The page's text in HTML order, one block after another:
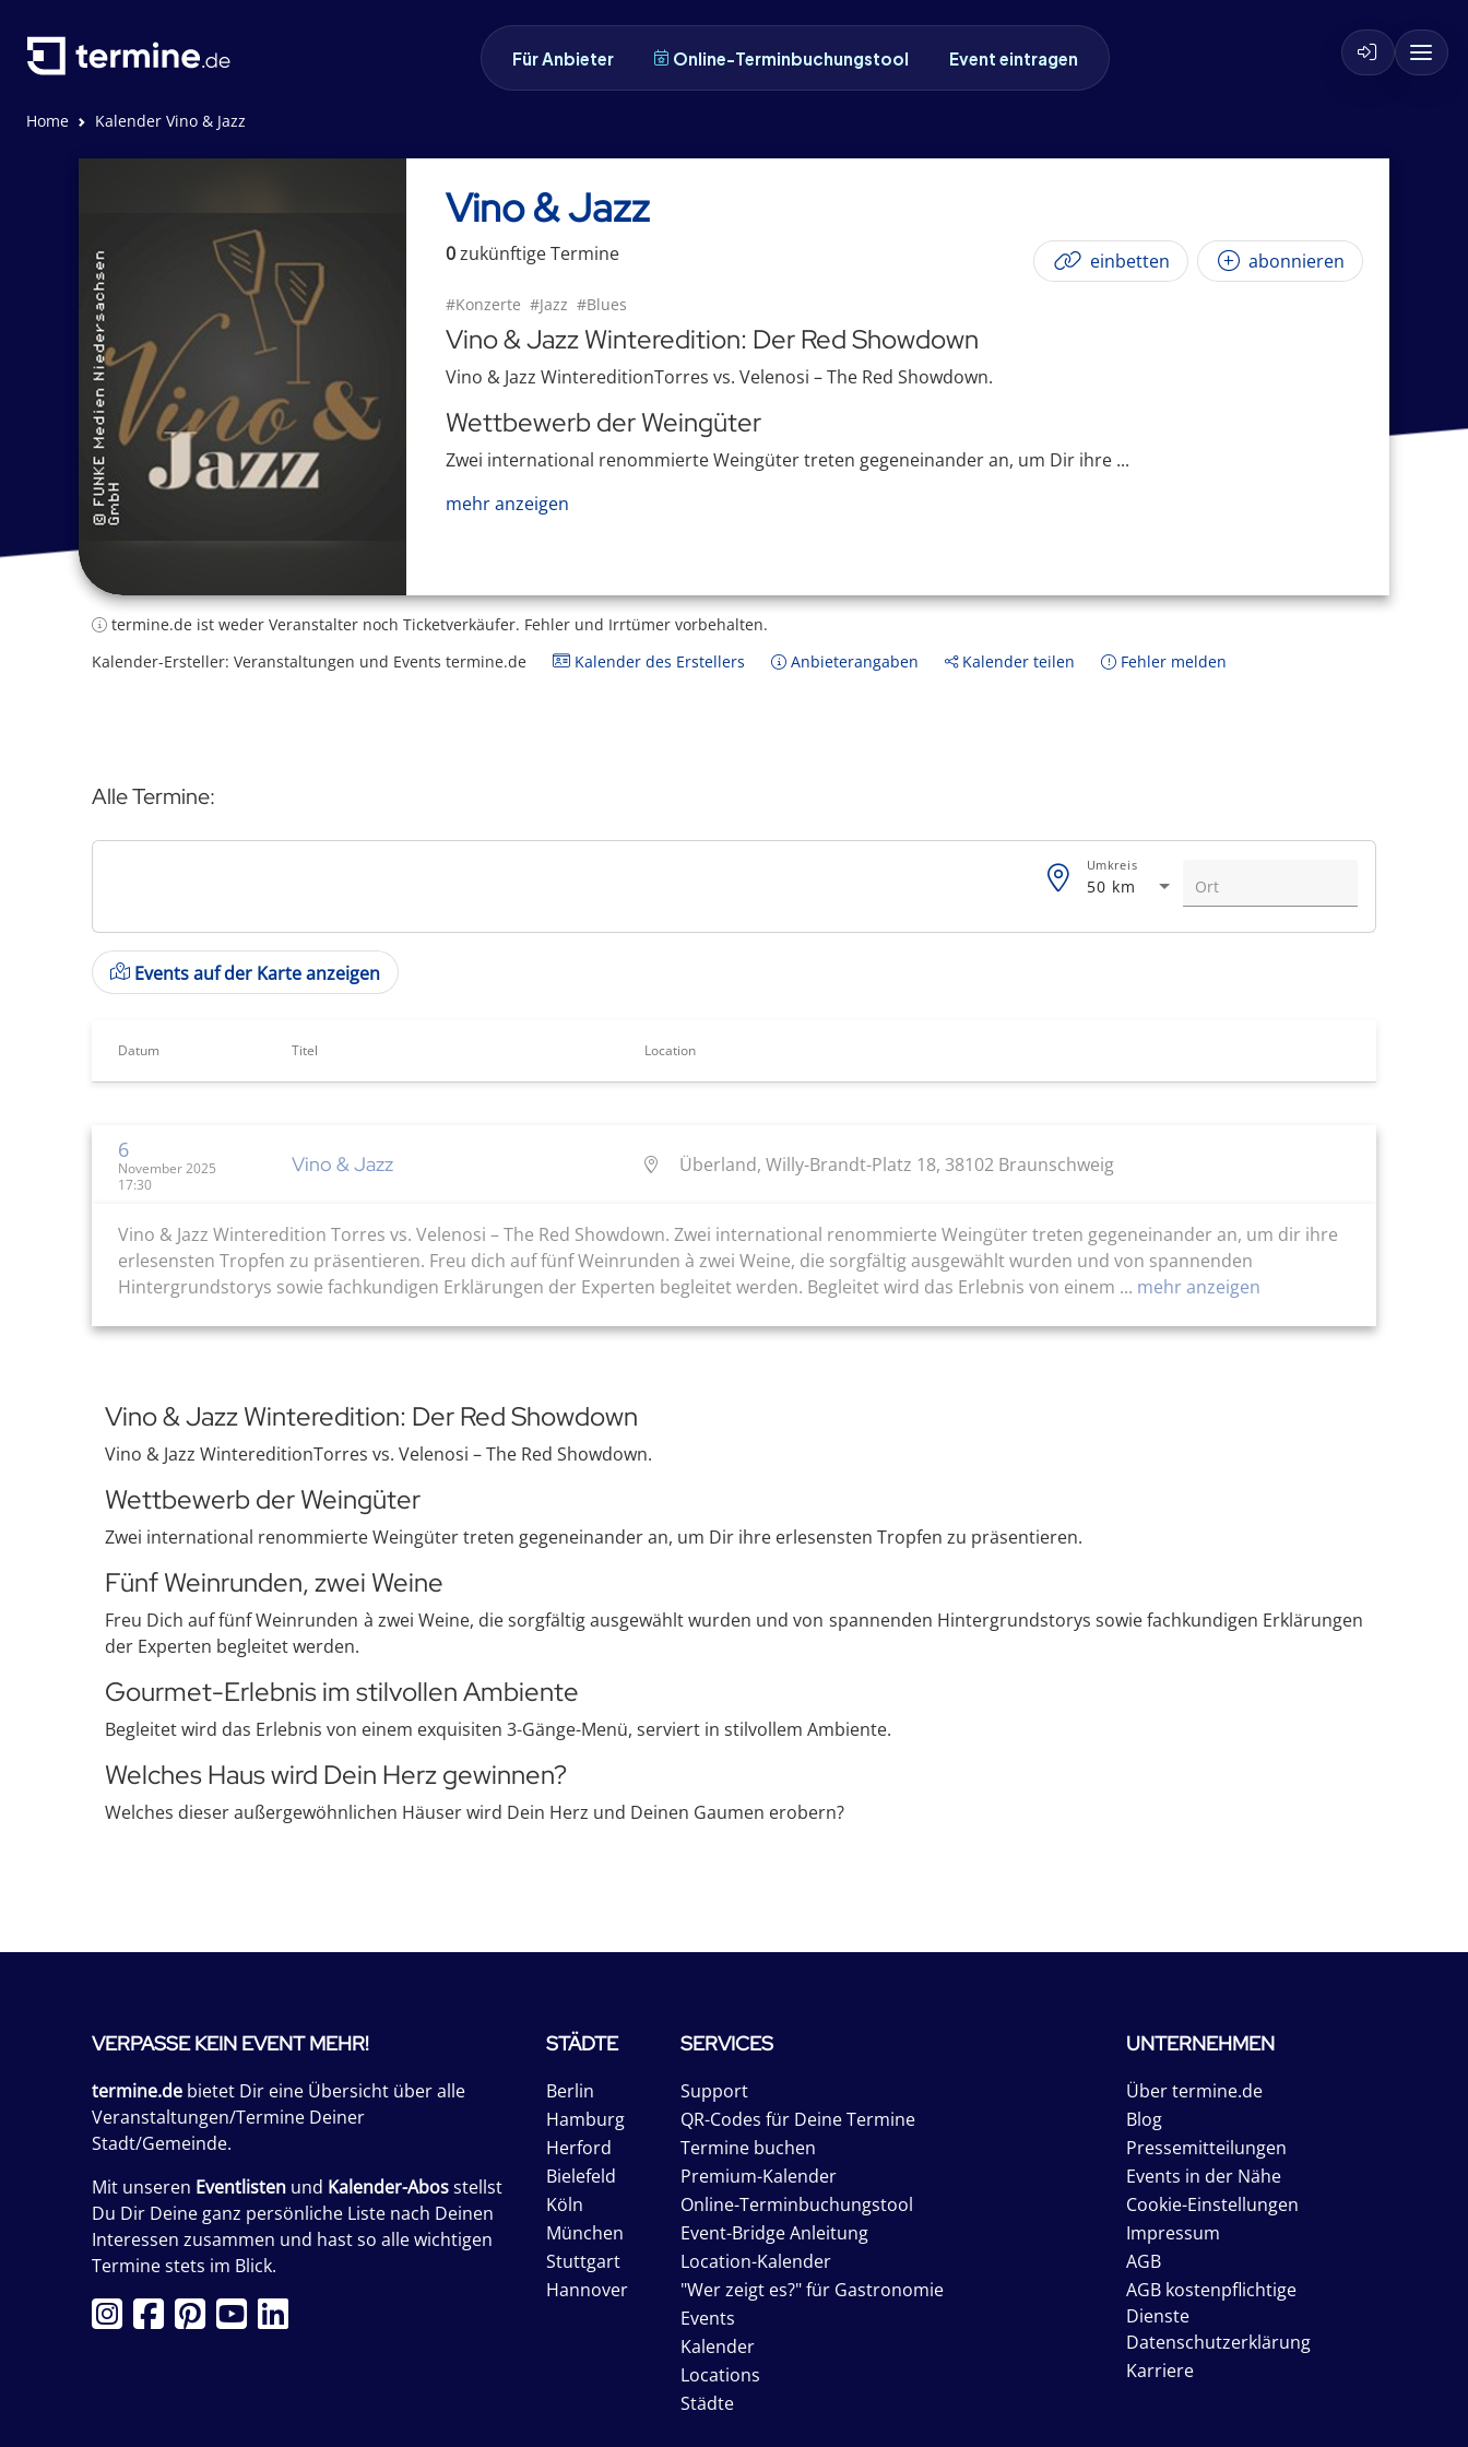
Für Anbieter Online-Terminbuchungstool Event eintragen
Home Kalender Vino & Jazz
Vino & Jazz
0zukünftigeTermine einbetten abonnieren
#Konzerte #Jazz #Blues
Vino & Jazz Winteredition: Der Red Showdown
Vino & Jazz WintereditionTorres vs. Velenosi – The Red Showdown.
Wettbewerb der Weingüter
Zwei international renommierte Weingüter treten gegeneinander an, um Dir ihre ...
mehr anzeigen
termine.de ist weder Veranstalter noch Ticketverkäufer. Fehler und Irrtümer vorbehalten.
Kalender-Ersteller: Veranstaltungen und Events termine.de
Kalender des Erstellers Anbieterangaben Kalender teilen Fehler melden
Alle Termine:
50 km
Umkreis
Events auf der Karte anzeigen
Datum Titel Location
6
November 2025
17:30
Vino & Jazz Überland, Willy-Brandt-Platz 18, 38102 Braunschweig
Vino & Jazz Winteredition Torres vs. Velenosi – The Red Showdown. Zwei international renommierte Weingüter treten gegeneinander an, um dir ihre
erlesensten Tropfen zu präsentieren. Freu dich auf fünf Weinrunden à zwei Weine, die sorgfältig ausgewählt wurden und von spannenden
Hintergrundstorys sowie fachkundigen Erklärungen der Experten begleitet werden. Begleitet wird das Erlebnis von einem ... mehr anzeigen
Vino & Jazz Winteredition: Der Red Showdown
Vino & Jazz WintereditionTorres vs. Velenosi – The Red Showdown.
Wettbewerb der Weingüter
Zwei international renommierte Weingüter treten gegeneinander an, um Dir ihre erlesensten Tropfen zu präsentieren.
Fünf Weinrunden, zwei Weine
Freu Dich auf fünf Weinrunden à zwei Weine, die sorgfältig ausgewählt wurden und von spannenden Hintergrundstorys sowie fachkundigen Erklärungen
der Experten begleitet werden.
Gourmet-Erlebnis im stilvollen Ambiente
Begleitet wird das Erlebnis von einem exquisiten 3-Gänge-Menü, serviert in stilvollem Ambiente.
Welches Haus wird Dein Herz gewinnen?
Welches dieser außergewöhnlichen Häuser wird Dein Herz und Deinen Gaumen erobern?
VERPASSE KEIN EVENT MEHR!
termine.de bietet Dir eine Übersicht über alle
Veranstaltungen/Termine Deiner
Stadt/Gemeinde.
Mit unseren Eventlisten und Kalender-Abosstellst
Du Dir Deine ganz persönliche Liste nach Deinen
Interessen zusammen und hast so alle wichtigen
Termine stets im Blick.
STÄDTE
Berlin
Hamburg
Herford
Bielefeld
Köln
München
Stuttgart
Hannover
SERVICES
Support
QR-Codes für Deine Termine
Termine buchen
Premium-Kalender
Online-Terminbuchungstool
Event-Bridge Anleitung
Location-Kalender
"Wer zeigt es?" für Gastronomie
Events
Kalender
Locations
Städte
UNTERNEHMEN
Über termine.de
Blog
Pressemitteilungen
Events in der Nähe
Cookie-Einstellungen
Impressum
AGB
AGB kostenpflichtige
Dienste
Datenschutzerklärung
Karriere